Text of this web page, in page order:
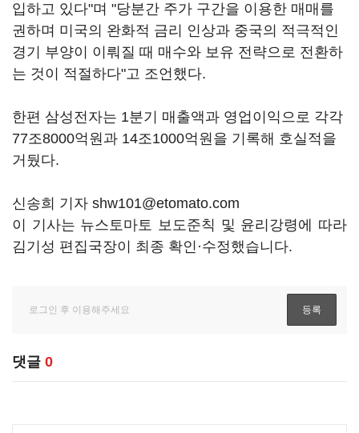
입하고 있다"며 "당분간 주가 구간을 이용한 매매를
권하며 미국의 완화적 금리 인상과 중국의 적극적인
경기 부양이 이뤄질 때 매수와 보유 전략으로 전환하
는 것이 적절하다"고 조언했다.
한편 삼성전자는 1분기 매출액과 영업이익으로 각각
77조8000억원과 14조1000억원을 기록해 호실적을
거뒀다.
신송희 기자 shw101@etomato.com
이 기사는 뉴스토마토 보도준칙 및 윤리강령에 따라
김기성 편집국장이 최종 확인·수정했습니다.
댓글 0